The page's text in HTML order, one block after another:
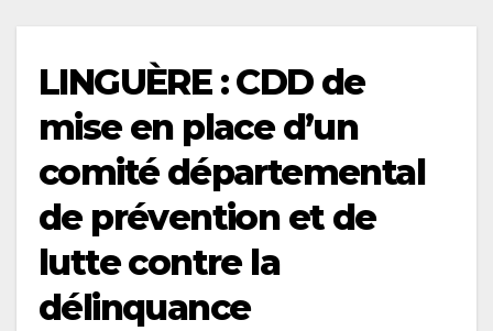
LINGUÈRE : CDD de
mise en place d’un
comité départemental
de prévention et de
lutte contre la
délinquance